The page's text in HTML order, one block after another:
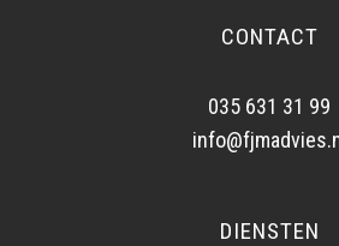
CONTACT
035 631 31 99
DIENSTEN